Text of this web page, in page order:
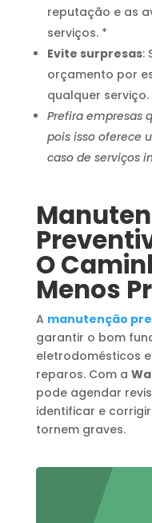
reputação e as
serviços. *
Evite surpresas:
orçamento por
qualquer serviço.
Prefira empresas
pois isso oferece
caso de serviços
O
Menos
A manutenção
garantir o bom
eletrodomésticos
reparos. Com a
pode agendar
identificar e
tornem graves.